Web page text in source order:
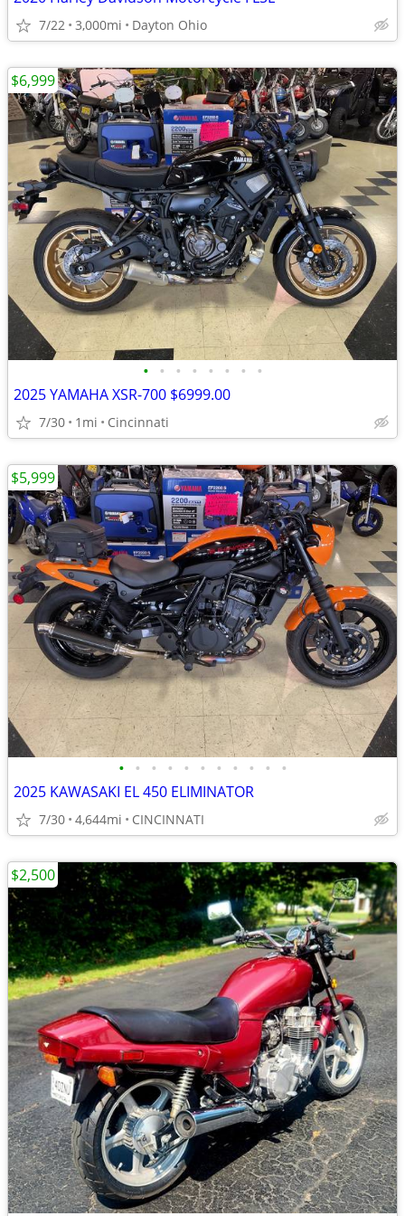
7/22 3,000mi Dayton Ohio
• • • • • • • •
2025 YAMAHA XSR-700 $6999.00
7/30 1mi Cincinnati
$6,999
• • • • • • • • • • •
2025 KAWASAKI EL 450 ELIMINATOR
7/30 4,644mi CINCINNATI
$5,999
$2,500